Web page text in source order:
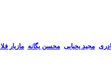
مجید یحیایی محسن یگانه مازیار